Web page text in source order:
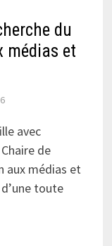
du
médias et
avec
de
aux médias et
toute